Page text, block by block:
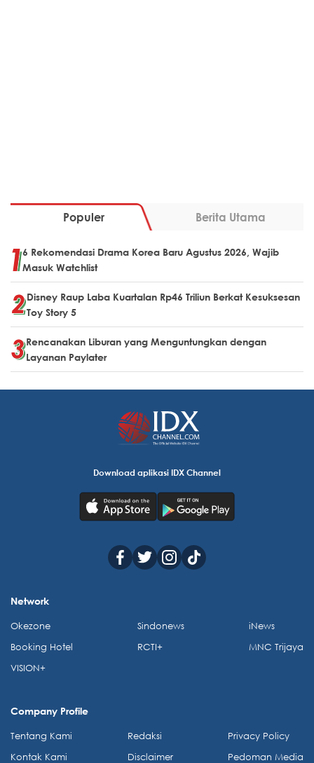
Populer Berita Utama
6 Rekomendasi Drama Korea Baru Agustus 2026, Wajib
Masuk Watchlist
Disney Raup Laba Kuartalan Rp46 Triliun Berkat Kesuksesan
Toy Story 5
Rencanakan Liburan yang Menguntungkan dengan
Layanan Paylater
Download aplikasi IDX Channel
Network
Okezone
Booking Hotel
VISION+
Sindonews
RCTI+
iNews
MNC Trijaya
Company Profile
Tentang Kami
Kontak Kami
Redaksi
Disclaimer
Privacy Policy
Pedoman Media